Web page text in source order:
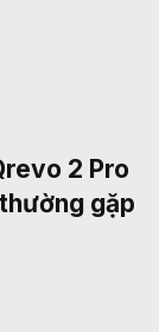
2 Pro
gặp